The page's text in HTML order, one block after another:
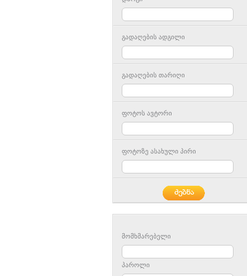
გადაღების ადგილი
გადაღების თარიღი
ფოტოს ავტორი
ფოტოზე ასახული პირი
მომხმარებელი
პაროლი